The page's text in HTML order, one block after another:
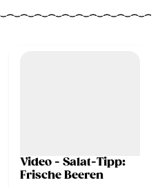
Video - Salat-Tipp:
Frische Beeren